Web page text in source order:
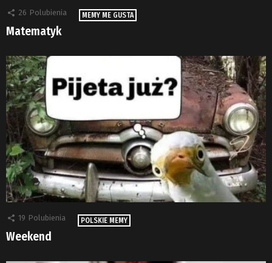
26 Polubienia MEMY ME GUSTA
Matematyk
19 Polubienia POLSKIE MEMY
Weekend